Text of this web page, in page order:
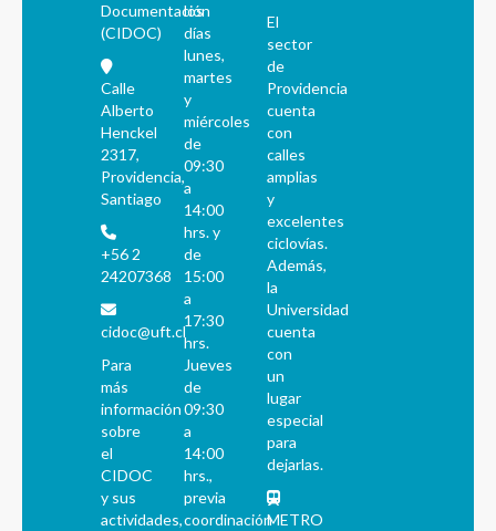
Documentación
(CIDOC)
Calle
Alberto
Henckel
2317,
Providencia,
Santiago
+56 2
24207368
cidoc@uft.cl
Para
más
información
sobre
el
CIDOC
y sus
actividades,
los
días
lunes,
martes
y
miércoles
de
09:30
a
14:00
hrs. y
de
15:00
a
17:30
hrs.
Jueves
de
09:30
a
14:00
hrs.,
previa
coordinación
El
sector
de
Providencia
cuenta
con
calles
amplias
y
excelentes
ciclovías.
Además,
la
Universidad
cuenta
con
un
lugar
especial
para
dejarlas.
METRO